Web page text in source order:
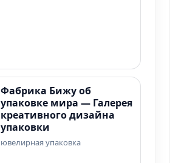
Фабрика Бижу об
упаковке мира — Галерея
креативного дизайна
упаковки
ювелирная упаковка